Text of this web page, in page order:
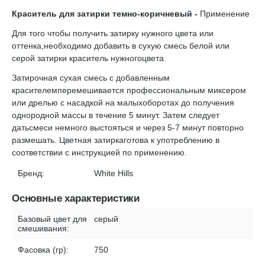
Краситель для затирки темно-коричневый - Применение
Для того чтобы получить затирку нужного цвета или
оттенка,необходимо добавить в сухую смесь белой или
серой затирки краситель нужногоцвета.
Затирочная сухая смесь с добавленным
красителемперемешивается профессиональным миксером
или дрелью с насадкой на малыхоборотах до получения
однородной массы в течение 5 минут. Затем следует
датьсмеси немного выстояться и через 5-7 минут повторно
размешать. Цветная затиркаготова к употреблению в
соответствии с инструкцией по применению.
Бренд: White Hills
Основные характеристики
Базовый цвет для
смешивания:
серый
Фасовка (гр): 750